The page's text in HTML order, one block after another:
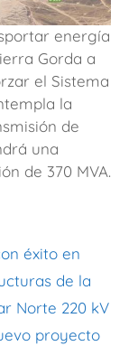
energía
Gorda a
el Sistema
la
de
una
de 370 MVA.
éxito en
de la
Norte 220 kV
proyecto